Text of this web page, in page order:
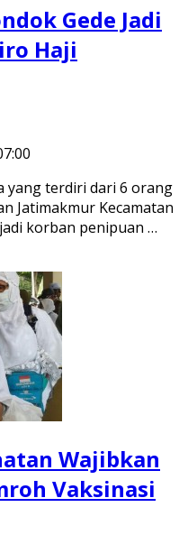
Gede Jadi
Haji
yang terdiri dari 6 orang
Jatimakmur Kecamatan
korban penipuan …
Wajibkan
Vaksinasi